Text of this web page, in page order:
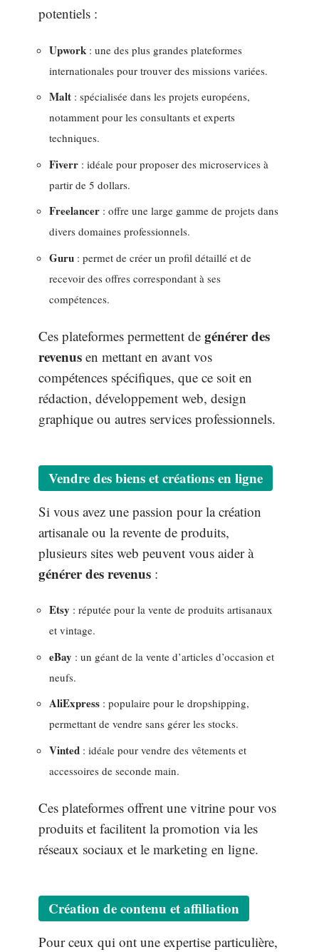
potentiels :
Upwork : une des plus grandes plateformes
internationales pour trouver des missions variées.
Malt : spécialisée dans les projets européens,
notamment pour les consultants et experts
techniques.
Fiverr : idéale pour proposer des microservices à
partir de 5 dollars.
Freelancer : offre une large gamme de projets dans
divers domaines professionnels.
Guru : permet de créer un profil détaillé et de
recevoir des offres correspondant à ses
compétences.
Ces plateformes permettent de générer des
revenus en mettant en avant vos
compétences spécifiques, que ce soit en
rédaction, développement web, design
graphique ou autres services professionnels.
Vendre des biens et créations en ligne
Si vous avez une passion pour la création
artisanale ou la revente de produits,
plusieurs sites web peuvent vous aider à
générer des revenus :
Etsy : réputée pour la vente de produits artisanaux
et vintage.
eBay : un géant de la vente d’articles d’occasion et
neufs.
AliExpress : populaire pour le dropshipping,
permettant de vendre sans gérer les stocks.
Vinted : idéale pour vendre des vêtements et
accessoires de seconde main.
Ces plateformes offrent une vitrine pour vos
produits et facilitent la promotion via les
réseaux sociaux et le marketing en ligne.
Création de contenu et affiliation
Pour ceux qui ont une expertise particulière,